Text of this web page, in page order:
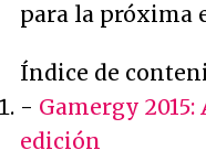
para la próxima
Índice de
- Gamergy
edición